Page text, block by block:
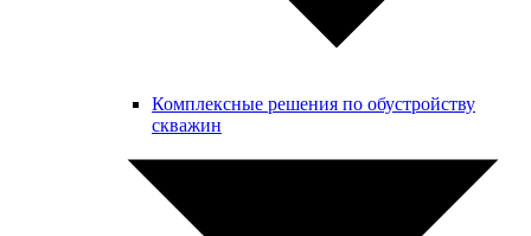
Комплексные решения по обустройству
скважин